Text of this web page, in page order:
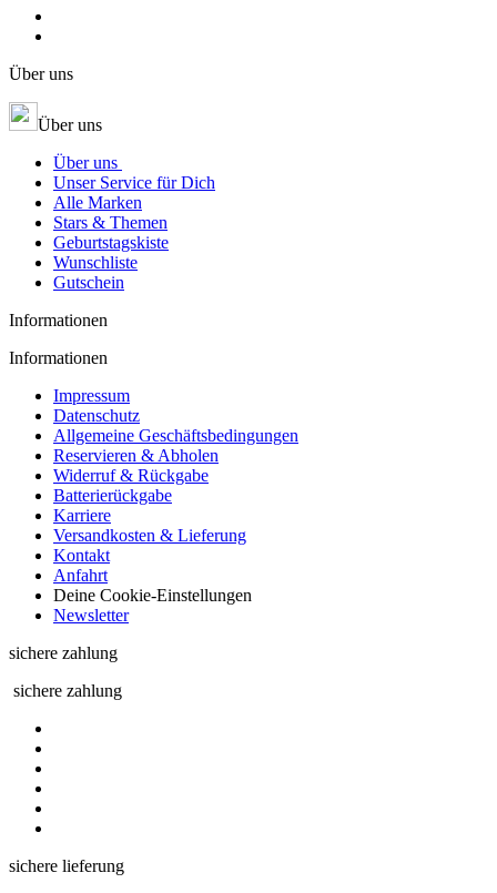
Über uns
Über uns
Über uns
Unser Service für Dich
Alle Marken
Stars & Themen
Geburtstagskiste
Wunschliste
Gutschein
Informationen
Informationen
Impressum
Datenschutz
Allgemeine Geschäftsbedingungen
Reservieren & Abholen
Widerruf & Rückgabe
Batterierückgabe
Karriere
Versandkosten & Lieferung
Kontakt
Anfahrt
Deine Cookie-Einstellungen
Newsletter
sichere zahlung
sichere zahlung
sichere lieferung